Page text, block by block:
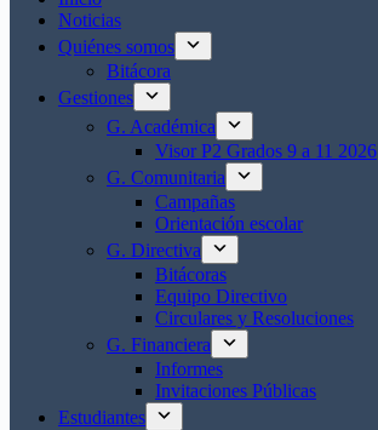
Noticias
Quiénes somos
Bitácora
Gestiones
G. Académica
Visor P2 Grados 9 a 11 2026
G. Comunitaria
Campañas
Orientación escolar
G. Directiva
Bitácoras
Equipo Directivo
Circulares y Resoluciones
G. Financiera
Informes
Invitaciones Públicas
Estudiantes